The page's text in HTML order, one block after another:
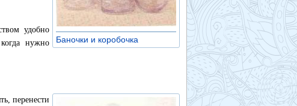
Баночки и коробочка
удобно
нужно
перенести